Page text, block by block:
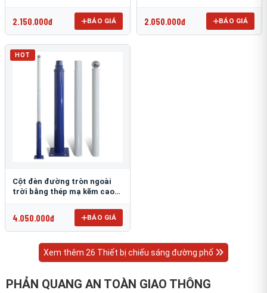
2.150.000đ BÁO GIÁ 2.050.000đ BÁO GIÁ
HOT
Cột đèn đường tròn ngoài
trời bằng thép mạ kẽm cao
4.050.000đ BÁO GIÁ
Xem thêm 26 Thiết bị chiếu sáng đường phố
PHẢN QUANG AN TOÀN GIAO THÔNG